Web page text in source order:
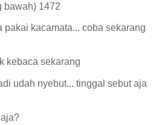
bawah) 1472
pakai kacamata... coba sekarang
kebaca sekarang
udah nyebut... tinggal sebut aja